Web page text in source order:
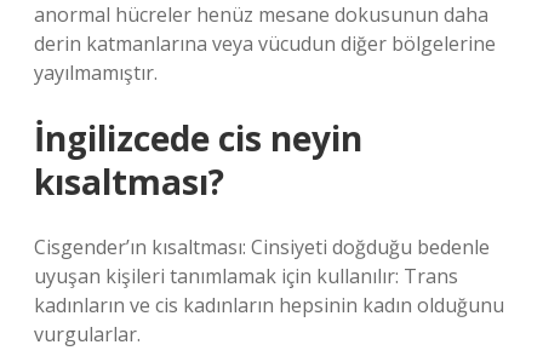
anormal hücreler henüz mesane dokusunun daha
derin katmanlarına veya vücudun diğer bölgelerine
yayılmamıştır.
İngilizcede cis neyin
kısaltması?
Cisgender’ın kısaltması: Cinsiyeti doğduğu bedenle
uyuşan kişileri tanımlamak için kullanılır: Trans
kadınların ve cis kadınların hepsinin kadın olduğunu
vurgularlar.